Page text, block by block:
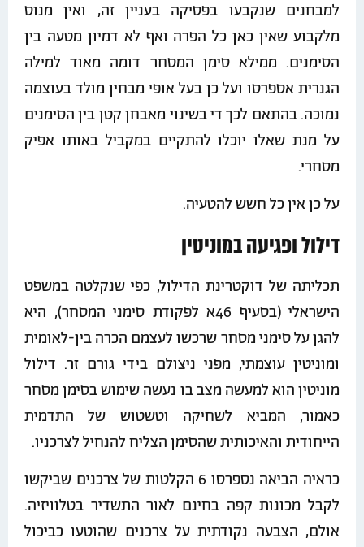
למבחנים שנקבעו בפסיקה בעניין זה, ואין מנוס
מלקבוע שאין כאן כל הפרה ואף לא דמיון מטעה בין
הסימנים. ממילא סימן המסחר דומה מאוד למילה
הגנרית אספרסו ועל כן בעל אופי מבחין מולד בעוצמה
נמוכה. בהתאם לכך די בשינוי מאבחן קטן בין הסימנים
על מנת שאלו יוכלו להתקיים במקביל באותו אפיק
מסחרי.
על כן אין כל חשש להטעיה.
דילול ופגיעה במוניטין
תכליתה של דוקטרינת הדילול, כפי שנקלטה במשפט
הישראלי (בסעיף 46א לפקודת סימני המסחר), היא
להגן על סימני מסחר שרכשו לעצמם הכרה בין-לאומית
ומוניטין עוצמתי, מפני ניצולם בידי גורם זר. דילול
מוניטין הוא למעשה מצב בו נעשה שימוש בסימן מסחר
כאמור, המביא לשחיקה וטשטוש של התדמית
הייחודית והאיכותית שהסימן הצליח להנחיל לצרכניו.
כראיה הביאה נספרסו 6 הקלטות של צרכנים שביקשו
לקבל מכונות קפה בחינם לאור התשדיר בטלוויזיה.
אולם, הצבעה נקודתית על צרכנים שהוטעו כביכול